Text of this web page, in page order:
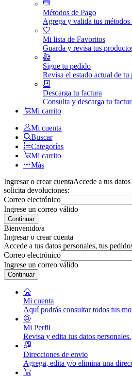
Métodos de Pago
Agrega y valida tus métodos
Mi lista de Favoritos
Guarda y revisa tus
Sigue tu pedido
Revisa el estado actual de tu
Descarga tu factura
Consulta y descarga tu
Mi carrito
Mi cuenta
Buscar
Categorías
Mi carrito
Más
Ingresar o crear cuentaAccede a tus
solicita devoluciones:
Correo electrónico
Ingrese un correo válido
Continuar
Bienvenido/a
Ingresar o crear cuenta
Accede a tus datos personales, tus
Correo electrónico
Ingrese un correo válido
Continuar
Mi cuenta
Aquí podrás consultar todos tus
Mi Perfil
Revisa y edita tus datos personales.
Direcciones de envio
Agrega, edita y/o elimina una